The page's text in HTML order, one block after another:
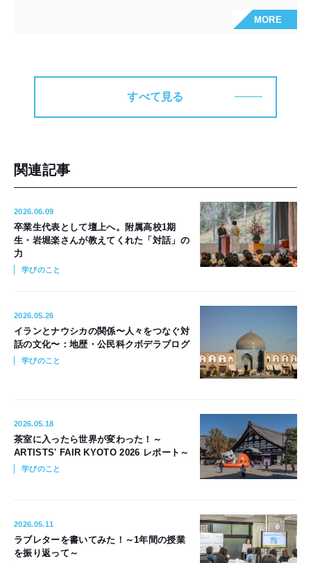
MORE
すべて見る
関連記事
2026.06.09
卒業生代表として壇上へ。附属高校1期
生・岩堀楽さんが教えてくれた「対話」の
力
学びのこと
2026.05.26
イランとナウシカの関係〜人々をつなぐ対
話の文化〜：地歴・公民科クボデラブログ
学びのこと
2026.05.18
茶室に入ったら世界が変わった！～
ARTISTS' FAIR KYOTO 2026 レポート～
学びのこと
2026.05.11
ラブレターを書いてみた！～1年間の授業
を振り返って～